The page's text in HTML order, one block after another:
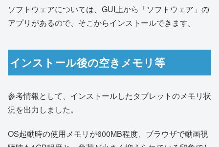
ソフトウェアについては、GUI上から「ソフトウェア」の
アプリがあるので、そこからインストールできます。
インストール後の空きメモリ等
参考情報として、インストールしたタブレットのメモリ状
況を出力しました。
OS起動時の使用メモリが600MB程度、ブラウザで動画視